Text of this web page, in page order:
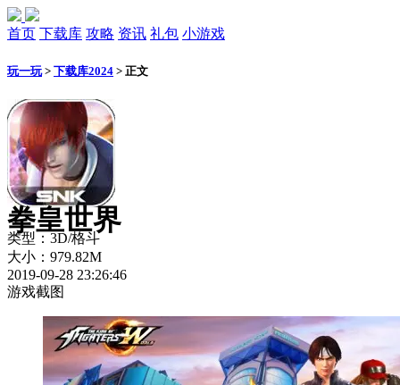
首页 下载库 攻略 资讯 礼包 小游戏
玩一玩> 下载库2024 > 正文
拳皇世界
类型：3D/格斗
大小：979.82M
2019-09-28 23:26:46
游戏截图